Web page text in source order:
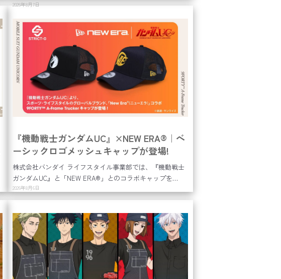
2026年8月7日
『機動戦士ガンダムUC』×NEW ERA®｜ベ
ーシックロゴメッシュキャップが登場!
株式会社バンダイ ライフスタイル事業部では、『機動戦士
ガンダムUC』と「NEW ERA®」とのコラボキャップを…
2026年8月6日